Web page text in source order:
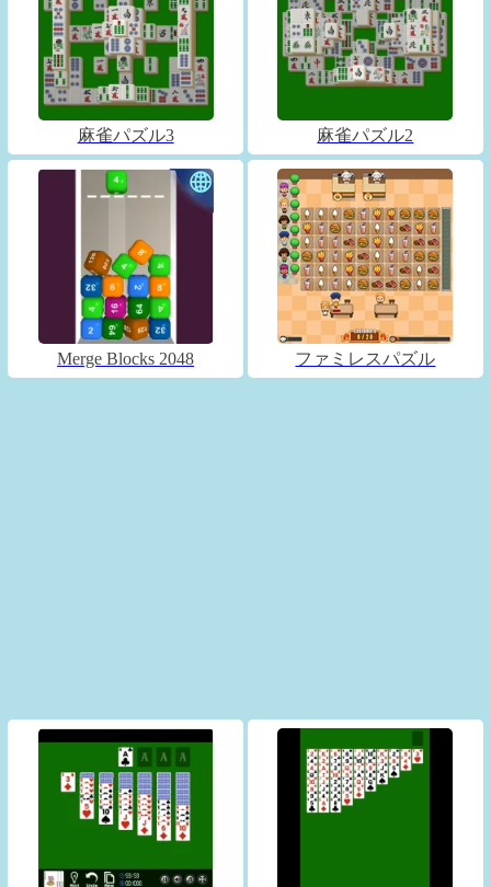
麻雀パズル3 麻雀パズル2
Merge Blocks 2048 ファミレスパズル